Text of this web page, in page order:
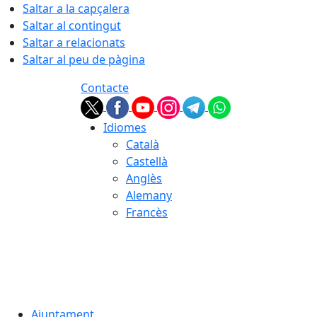
Saltar a la capçalera
Saltar al contingut
Saltar a relacionats
Saltar al peu de pàgina
Contacte
Idiomes
Català
Castellà
Anglès
Alemany
Francès